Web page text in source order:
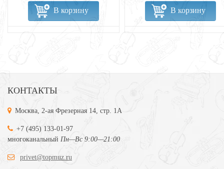
В корзину В корзину
КОНТАКТЫ
Москва, 2-ая Фрезерная 14, стр. 1А
+7 (495) 133-01-97
многоканальный Пн—Вс 9:00—21:00
privet@topmuz.ru